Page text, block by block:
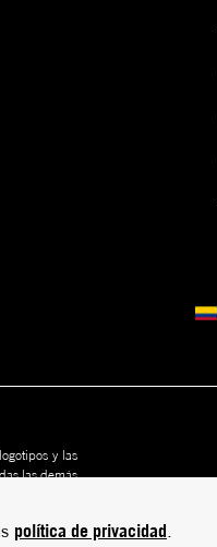
política de privacidad.
y las
las demás